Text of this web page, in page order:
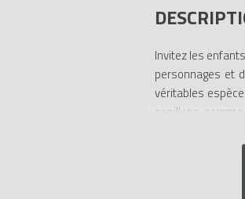
Invitez les
personnages et
véritables
papillons,
Les enfants